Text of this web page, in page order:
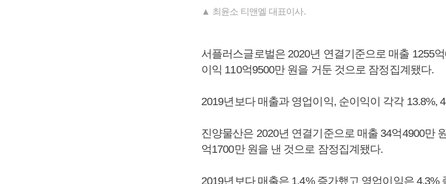
▲ 최윤소 티앤엘 대표이사.
서플러스글로벌은 2020년 연결기준으로 매출 1255
이익 110억9500만 원을 거둔 것으로 잠정집계됐다.
2019년보다 매출과 영업이익, 순이익이 각각 13.8%,
진양물산은 2020년 연결기준으로 매출 34억4900만
억1700만 원을 낸 것으로 잠정집계됐다.
2019년보다 매출은 1.4% 증가했고 영업이익은 4.3%